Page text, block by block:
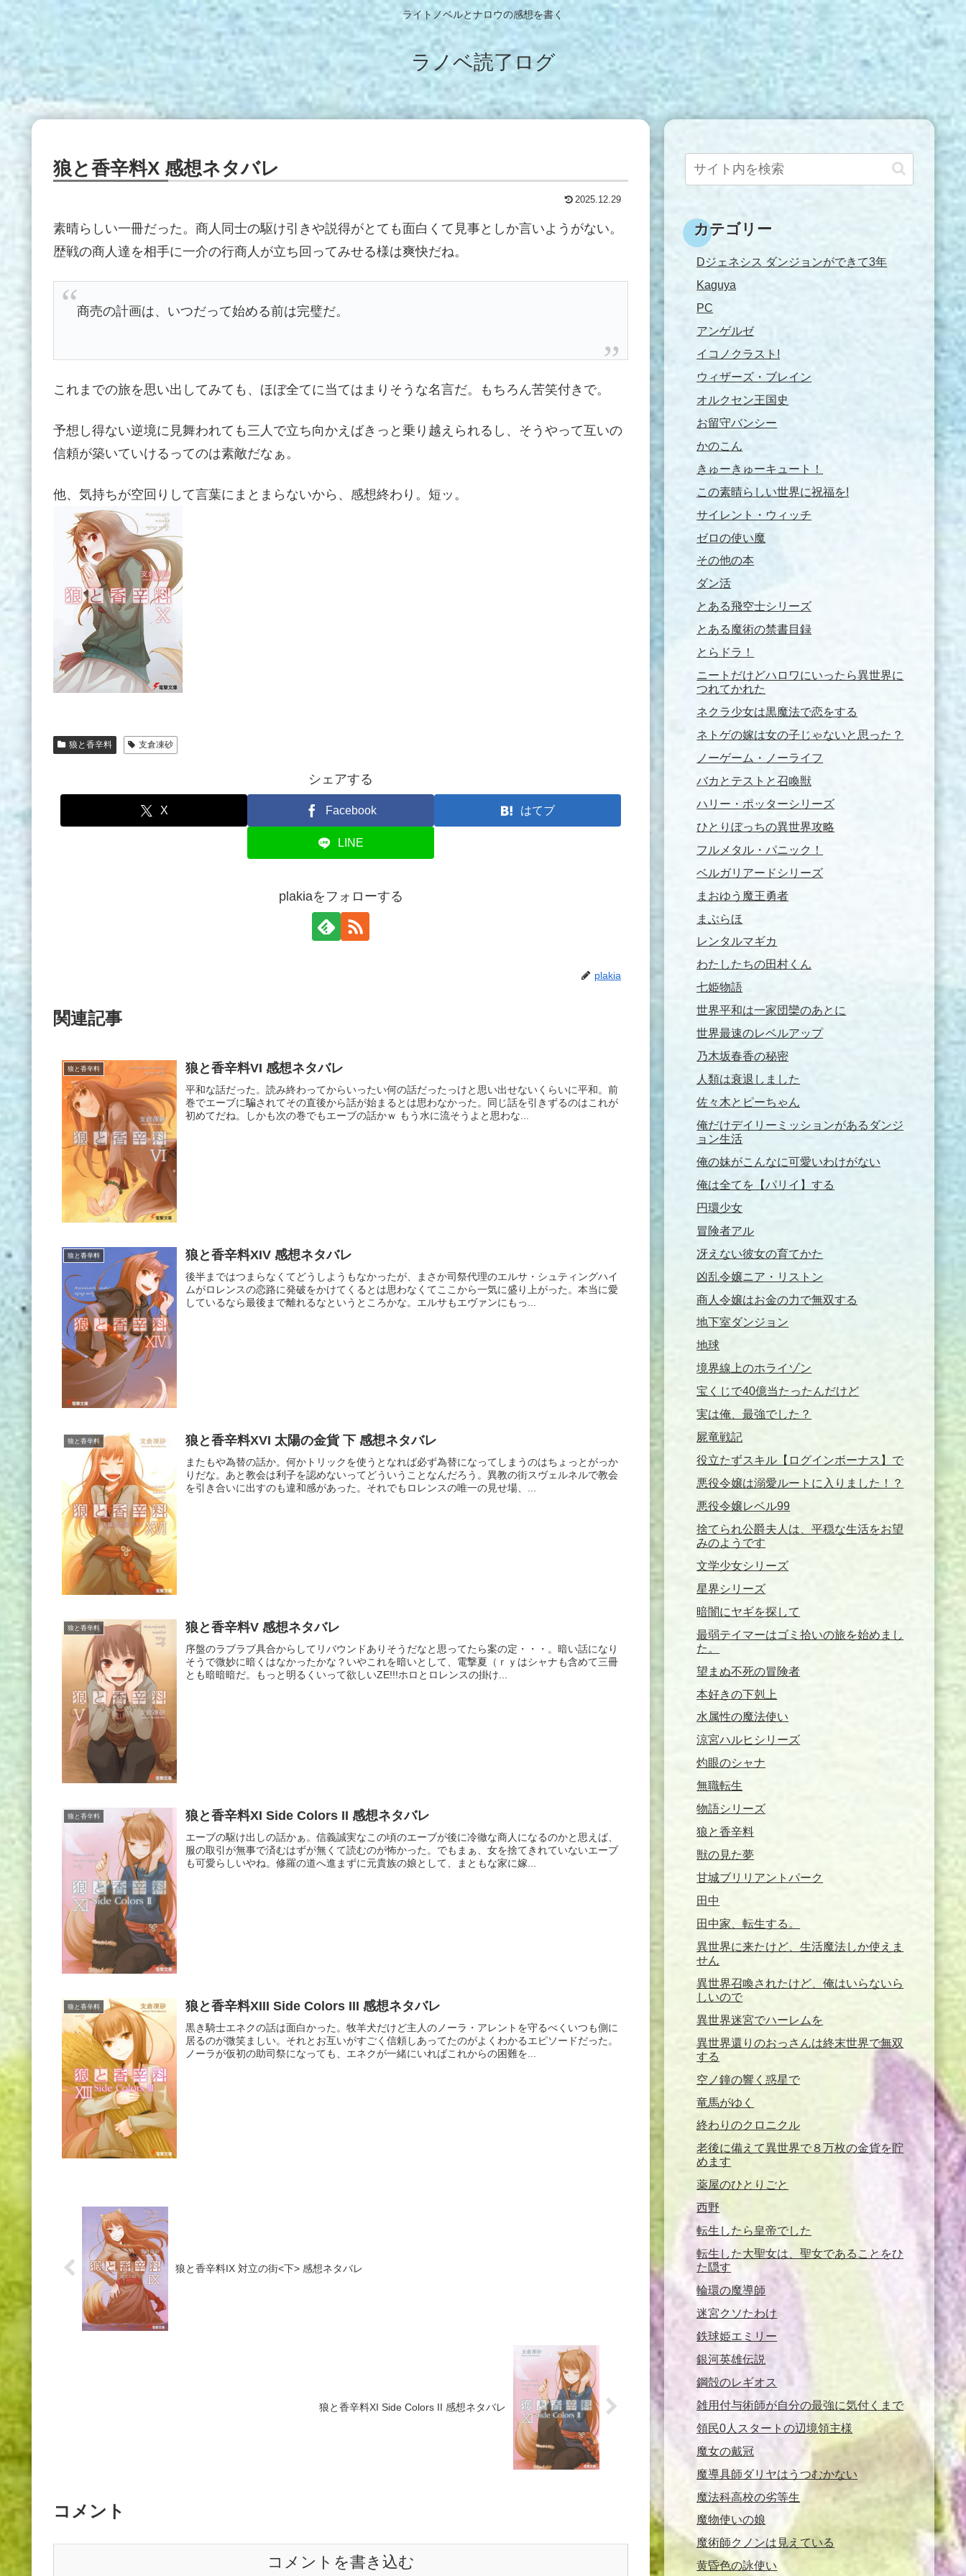
ライトノベルとナロウの感想を書く
ラノベ読了ログ
狼と香辛料X 感想ネタバレ
2025.12.29
素晴らしい一冊だった。商人同士の駆け引きや説得がとても面白くて見事としか言いようがない。
歴戦の商人達を相手に一介の行商人が立ち回ってみせる様は爽快だね。
商売の計画は、いつだって始める前は完璧だ。
これまでの旅を思い出してみても、ほぼ全てに当てはまりそうな名言だ。もちろん苦笑付きで。
予想し得ない逆境に見舞われても三人で立ち向かえばきっと乗り越えられるし、そうやって互いの
信頼が築いていけるってのは素敵だなぁ。
他、気持ちが空回りして言葉にまとまらないから、感想終わり。短ッ。
狼と香辛料 支倉凍砂
シェアする
X Facebook はてブ
LINE
plakiaをフォローする
plakia
関連記事
狼と香辛料 狼と香辛料VI 感想ネタバレ
平和な話だった。読み終わってからいったい何の話だったっけと思い出せないくらいに平和。前
巻でエーブに騙されてその直後から話が始まるとは思わなかった。同じ話を引きずるのはこれが
初めてだね。しかも次の巻でもエーブの話かｗ もう水に流そうよと思わな...
狼と香辛料 狼と香辛料XIV 感想ネタバレ
後半まではつまらなくてどうしようもなかったが、まさか司祭代理のエルサ・シュティングハイ
ムがロレンスの恋路に発破をかけてくるとは思わなくてここから一気に盛り上がった。本当に愛
しているなら最後まで離れるなというところかな。エルサもエヴァンにもっ...
狼と香辛料 狼と香辛料XVI 太陽の金貨 下 感想ネタバレ
またもや為替の話か。何かトリックを使うとなれば必ず為替になってしまうのはちょっとがっか
りだな。あと教会は利子を認めないってどういうことなんだろう。異教の街スヴェルネルで教会
を引き合いに出すのも違和感があった。それでもロレンスの唯一の見せ場、...
狼と香辛料 狼と香辛料V 感想ネタバレ
序盤のラブラブ具合からしてリバウンドありそうだなと思ってたら案の定・・・。暗い話になり
そうで微妙に暗くはなかったかな？いやこれを暗いとして、電撃夏（ｒｙはシャナも含めて三冊
とも暗暗暗だ。もっと明るくいって欲しいZE!!!ホロとロレンスの掛け...
狼と香辛料 狼と香辛料XI Side Colors II 感想ネタバレ
エーブの駆け出しの話かぁ。信義誠実なこの頃のエーブが後に冷徹な商人になるのかと思えば、
服の取引が無事で済むはずが無くて読むのが怖かった。でもまぁ、女を捨てきれていないエーブ
も可愛らしいやね。修羅の道へ進まずに元貴族の娘として、まともな家に嫁...
狼と香辛料 狼と香辛料XIII Side Colors III 感想ネタバレ
黒き騎士エネクの話は面白かった。牧羊犬だけど主人のノーラ・アレントを守るべくいつも側に
居るのが微笑ましい。それとお互いがすごく信頼しあってたのがよくわかるエピソードだった。
ノーラが仮初の助司祭になっても、エネクが一緒にいればこれからの困難を...
狼と香辛料IX 対立の街<下> 感想ネタバレ
狼と香辛料XI Side Colors II 感想ネタバレ
コメント
コメントを書き込む
カテゴリー
Dジェネシス ダンジョンができて3年
Kaguya
PC
アンゲルゼ
イコノクラスト!
ウィザーズ・ブレイン
オルクセン王国史
お留守バンシー
かのこん
きゅーきゅーキュート！
この素晴らしい世界に祝福を!
サイレント・ウィッチ
ゼロの使い魔
その他の本
ダン活
とある飛空士シリーズ
とある魔術の禁書目録
とらドラ！
ニートだけどハロワにいったら異世界に
つれてかれた
ネクラ少女は黒魔法で恋をする
ネトゲの嫁は女の子じゃないと思った？
ノーゲーム・ノーライフ
バカとテストと召喚獣
ハリー・ポッターシリーズ
ひとりぼっちの異世界攻略
フルメタル・パニック！
ベルガリアードシリーズ
まおゆう魔王勇者
まぶらほ
レンタルマギカ
わたしたちの田村くん
七姫物語
世界平和は一家団欒のあとに
世界最速のレベルアップ
乃木坂春香の秘密
人類は衰退しました
佐々木とピーちゃん
俺だけデイリーミッションがあるダンジ
ョン生活
俺の妹がこんなに可愛いわけがない
俺は全てを【パリイ】する
円環少女
冒険者アル
冴えない彼女の育てかた
凶乱令嬢ニア・リストン
商人令嬢はお金の力で無双する
地下室ダンジョン
地球
境界線上のホライゾン
宝くじで40億当たったんだけど
実は俺、最強でした？
屍竜戦記
役立たずスキル【ログインボーナス】で
悪役令嬢は溺愛ルートに入りました！？
悪役令嬢レベル99
捨てられ公爵夫人は、平穏な生活をお望
みのようです
文学少女シリーズ
星界シリーズ
暗闇にヤギを探して
最弱テイマーはゴミ拾いの旅を始めまし
た。
望まぬ不死の冒険者
本好きの下剋上
水属性の魔法使い
涼宮ハルヒシリーズ
灼眼のシャナ
無職転生
物語シリーズ
狼と香辛料
獣の見た夢
甘城ブリリアントパーク
田中
田中家、転生する。
異世界に来たけど、生活魔法しか使えま
せん
異世界召喚されたけど、俺はいらないら
しいので
異世界迷宮でハーレムを
異世界還りのおっさんは終末世界で無双
する
空ノ鐘の響く惑星で
竜馬がゆく
終わりのクロニクル
老後に備えて異世界で８万枚の金貨を貯
めます
薬屋のひとりごと
西野
転生したら皇帝でした
転生した大聖女は、聖女であることをひ
た隠す
輪環の魔導師
迷宮クソたわけ
鉄球姫エミリー
銀河英雄伝説
鋼殻のレギオス
雑用付与術師が自分の最強に気付くまで
領民0人スタートの辺境領主様
魔女の戴冠
魔導具師ダリヤはうつむかない
魔法科高校の劣等生
魔物使いの娘
魔術師クノンは見えている
黄昏色の詠使い